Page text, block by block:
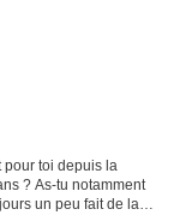
pour toi depuis la
? As-tu notamment
un peu fait de la